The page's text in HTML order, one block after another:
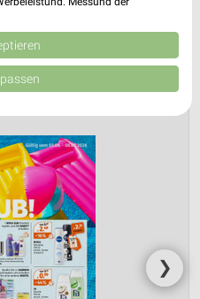
Themen entdecken!
❯
Quellen. Entwicklung und
reduzierter Daten zur Auswahl
Union weitergegeben und in die
Informationen
zur Auswahl von